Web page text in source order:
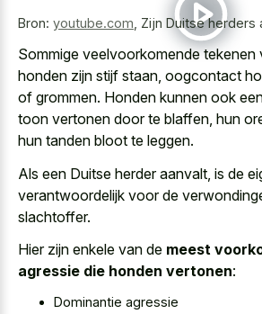
Bron: youtube.com Zijn Duitse herders
Sommige veelvoorkomende tekenen
honden zijn stijf staan, oogcontact
of grommen. Honden kunnen ook
toon vertonen door te blaffen, hun
hun tanden bloot te leggen.
Als een Duitse herder aanvalt, is de
verantwoordelijk voor de
slachtoffer.
Hier zijn enkele van de meest
agressie die honden vertonen:
Dominantie agressie